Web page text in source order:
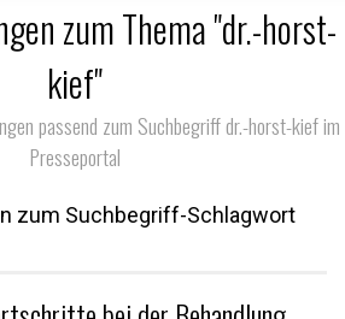
zum Thema "dr.-horst-
kief"
passend zum Suchbegriff dr.-horst-kief im
Presseportal
zum Suchbegriff-Schlagwort